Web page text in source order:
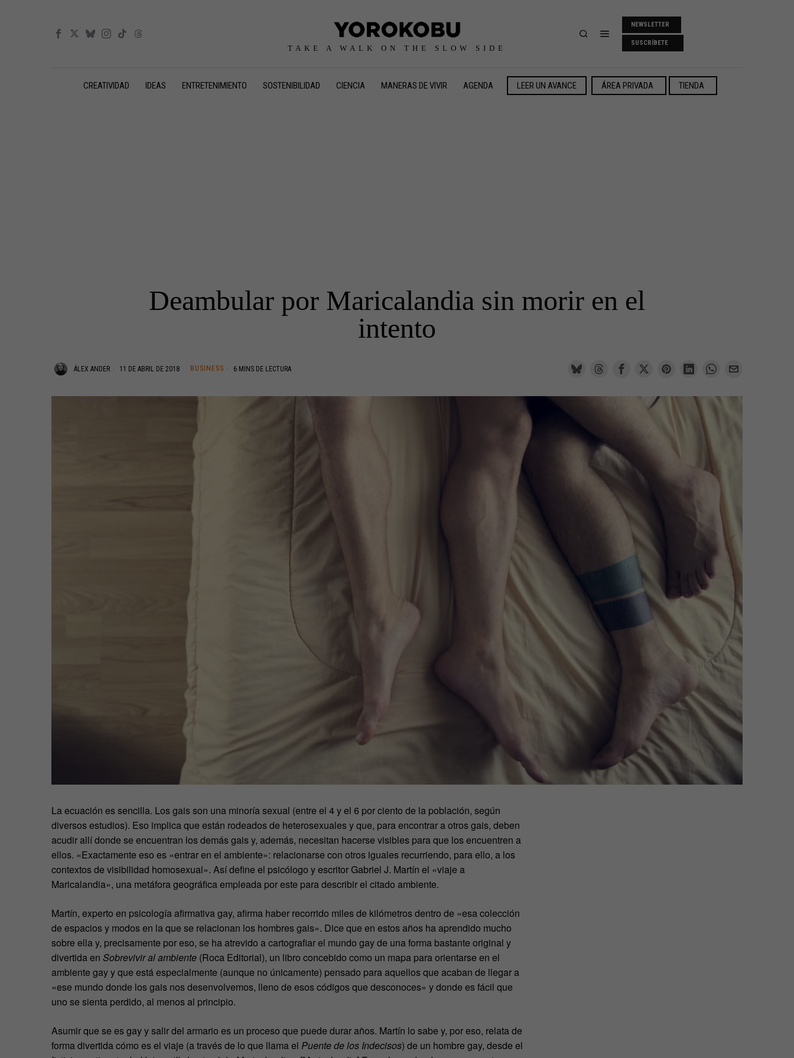
TAKE A WALK ON THE SLOW SIDE
NEWSLETTER
SUSCRÍBETE
CREATIVIDAD IDEAS ENTRETENIMIENTO SOSTENIBILIDAD CIENCIA MANERAS DE VIVIR AGENDA LEER UN AVANCE ÁREA PRIVADA TIENDA
Deambular por Maricalandia sin morir en el
intento
ÁLEX ANDER 11 DE ABRIL DE 2018 BUSINESS 6 MINS DE LECTURA
La ecuación es sencilla. Los gais son una minoría sexual (entre el 4 y el 6 por ciento de la población, según
diversos estudios). Eso implica que están rodeados de heterosexuales y que, para encontrar a otros gais, deben
acudir allí donde se encuentran los demás gais y, además, necesitan hacerse visibles para que los encuentren a
ellos. «Exactamente eso es «entrar en el ambiente»: relacionarse con otros iguales recurriendo, para ello, a los
contextos de visibilidad homosexual». Así define el psicólogo y escritor Gabriel J. Martín el «viaje a
Maricalandia», una metáfora geográfica empleada por este para describir el citado ambiente.
Martín, experto en psicología afirmativa gay, afirma haber recorrido miles de kilómetros dentro de «esa colección
de espacios y modos en la que se relacionan los hombres gais». Dice que en estos años ha aprendido mucho
sobre ella y, precisamente por eso, se ha atrevido a cartografiar el mundo gay de una forma bastante original y
divertida en Sobrevivir al ambiente (Roca Editorial), un libro concebido como un mapa para orientarse en el
ambiente gay y que está especialmente (aunque no únicamente) pensado para aquellos que acaban de llegar a
«ese mundo donde los gais nos desenvolvemos, lleno de esos códigos que desconoces» y donde es fácil que
uno se sienta perdido, al menos al principio.
Asumir que se es gay y salir del armario es un proceso que puede durar años. Martín lo sabe y, por eso, relata de
forma divertida cómo es el viaje (a través de lo que llama el Puente de los Indecisos) de un hombre gay, desde el